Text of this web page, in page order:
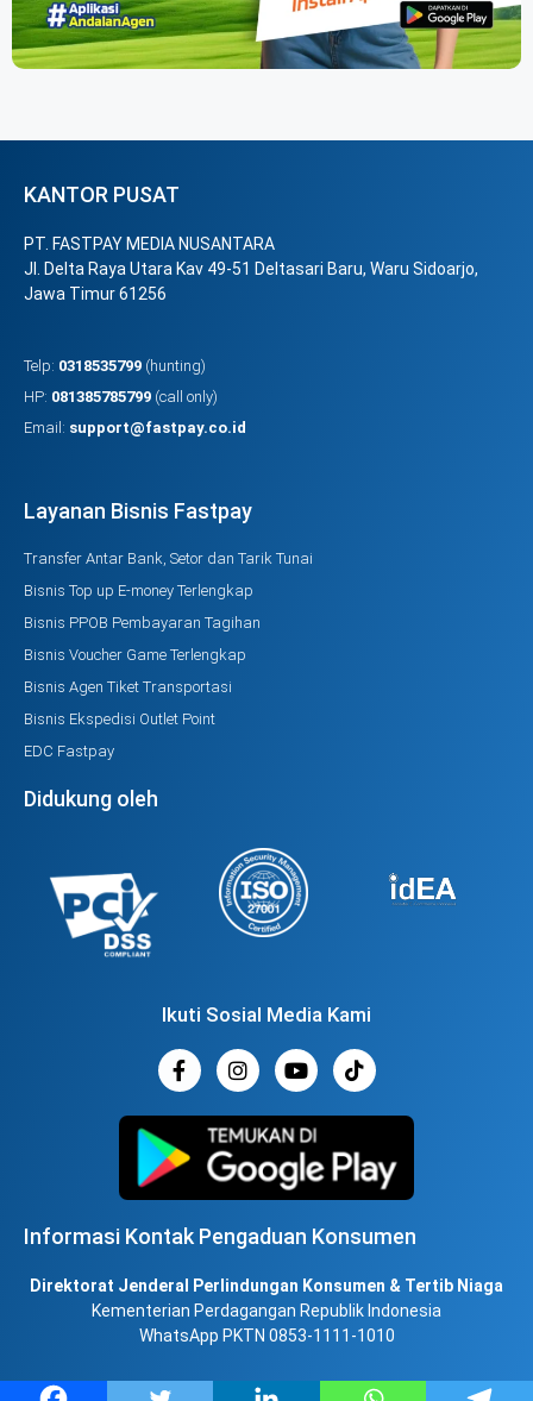
KANTOR PUSAT
PT. FASTPAY MEDIA NUSANTARA
Jl. Delta Raya Utara Kav 49-51 Deltasari Baru, Waru Sidoarjo,
Jawa Timur 61256
Telp: 0318535799 (hunting)
HP: 081385785799 (call only)
Email: support@fastpay.co.id
Layanan Bisnis Fastpay
Transfer Antar Bank, Setor dan Tarik Tunai
Bisnis Top up E-money Terlengkap
Bisnis PPOB Pembayaran Tagihan
Bisnis Voucher Game Terlengkap
Bisnis Agen Tiket Transportasi
Bisnis Ekspedisi Outlet Point
EDC Fastpay
Didukung oleh
Ikuti Sosial Media Kami
Informasi Kontak Pengaduan Konsumen
Direktorat Jenderal Perlindungan Konsumen & Tertib Niaga
Kementerian Perdagangan Republik Indonesia
WhatsApp PKTN 0853-1111-1010